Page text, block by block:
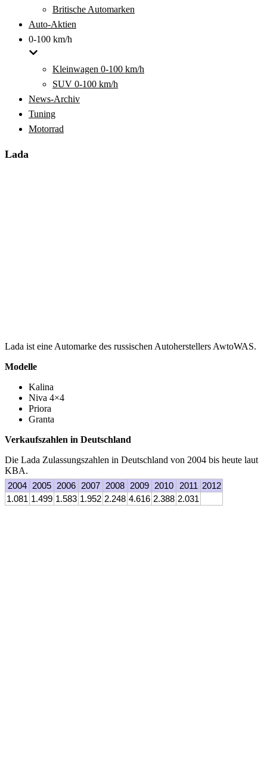
Britische Automarken
Auto-Aktien
0-100 km/h
Kleinwagen 0-100 km/h
SUV 0-100 km/h
News-Archiv
Tuning
Motorrad
Lada
Lada ist eine Automarke des russischen Autoherstellers AwtoWAS.
Modelle
Kalina
Niva 4×4
Priora
Granta
Verkaufszahlen in Deutschland
Die Lada Zulassungszahlen in Deutschland von 2004 bis heute laut
KBA.
2004 2005 2006 2007 2008 2009 2010 2011 2012
1.081 1.499 1.583 1.952 2.248 4.616 2.388 2.031